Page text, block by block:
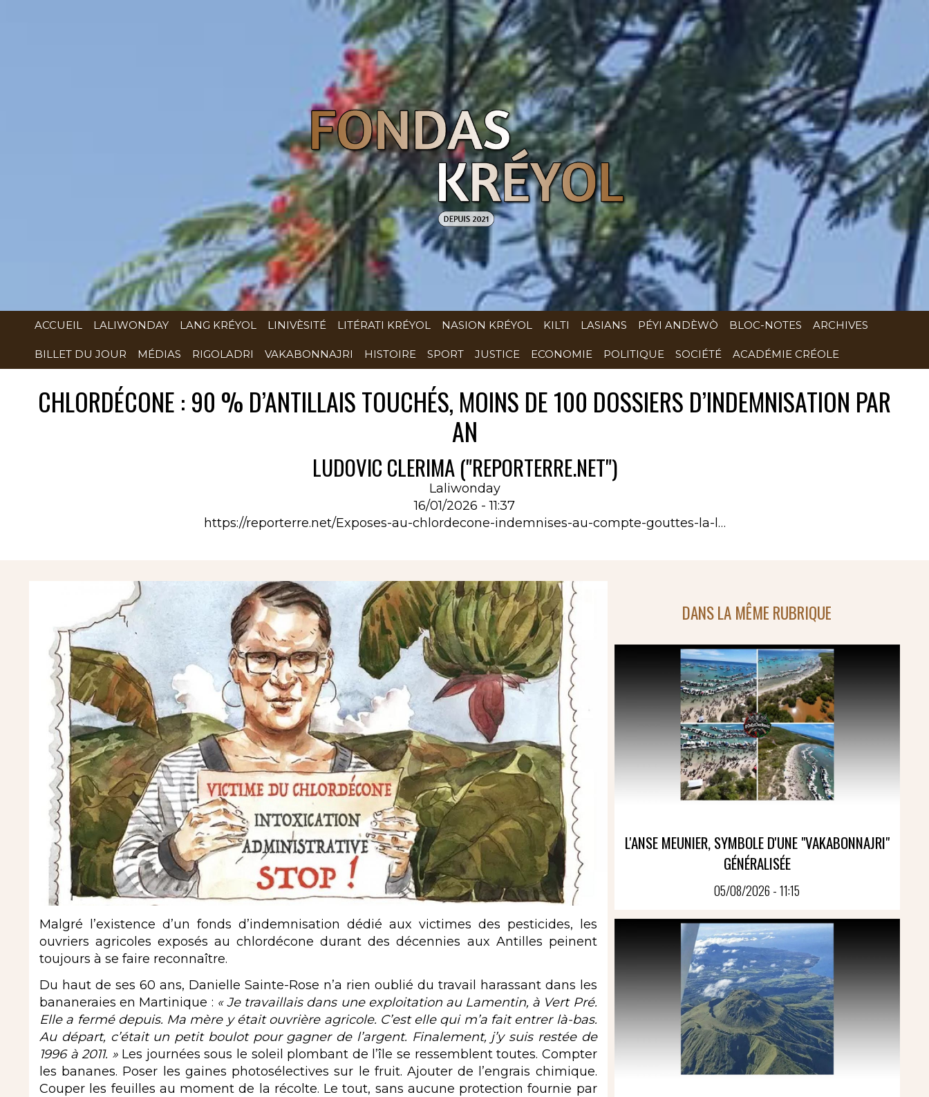
ACCUEIL LALIWONDAY LANG KRÉYOL LINIVÈSITÉ LITÉRATI KRÉYOL NASION KRÉYOL KILTI LASIANS PÉYI ANDÈWÒ BLOC-NOTES ARCHIVES
BILLET DU JOUR MÉDIAS RIGOLADRI VAKABONNAJRI HISTOIRE SPORT JUSTICE ECONOMIE POLITIQUE SOCIÉTÉ ACADÉMIE CRÉOLE
CHLORDÉCONE : 90 % D’ANTILLAIS TOUCHÉS, MOINS DE 100 DOSSIERS D’INDEMNISATION PAR
AN
LUDOVIC CLERIMA ("REPORTERRE.NET")
Laliwonday
16/01/2026 - 11:37
https://reporterre.net/Exposes-au-chlordecone-indemnises-au-compte-gouttes-la-l…
Malgré l’existence d’un fonds d’indemnisation dédié aux victimes des pesticides, les
ouvriers agricoles exposés au chlordécone durant des décennies aux Antilles peinent
toujours à se faire reconnaître.
Du haut de ses 60 ans, Danielle Sainte-Rose n’a rien oublié du travail harassant dans les
bananeraies en Martinique : « Je travaillais dans une exploitation au Lamentin, à Vert Pré.
Elle a fermé depuis. Ma mère y était ouvrière agricole. C’est elle qui m’a fait entrer là-bas.
Au départ, c’était un petit boulot pour gagner de l’argent. Finalement, j’y suis restée de
1996 à 2011. »Les journées sous le soleil plombant de l’île se ressemblent toutes. Compter
les bananes. Poser les gaines photosélectives sur le fruit. Ajouter de l’engrais chimique.
Couper les feuilles au moment de la récolte. Le tout, sans aucune protection fournie par
DANS LA MÊME RUBRIQUE
L'ANSE MEUNIER, SYMBOLE D'UNE "VAKABONNAJRI"
GÉNÉRALISÉE
05/08/2026 - 11:15